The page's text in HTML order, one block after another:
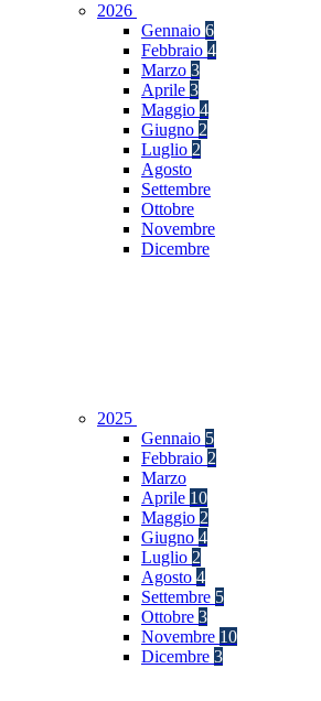
2026
Gennaio 6
Febbraio 4
Marzo 3
Aprile 3
Maggio 4
Giugno 2
Luglio 2
Agosto
Settembre
Ottobre
Novembre
Dicembre
2025
Gennaio 5
Febbraio 2
Marzo
Aprile 10
Maggio 2
Giugno 4
Luglio 2
Agosto 4
Settembre 5
Ottobre 3
Novembre 10
Dicembre 3